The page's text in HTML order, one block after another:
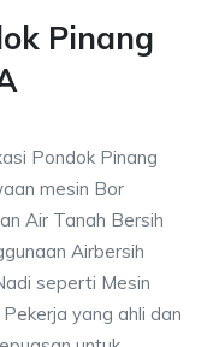
Pinang
Pondok Pinang
mesin Bor
Air Tanah Bersih
Airbersih
seperti Mesin
yang ahli dan